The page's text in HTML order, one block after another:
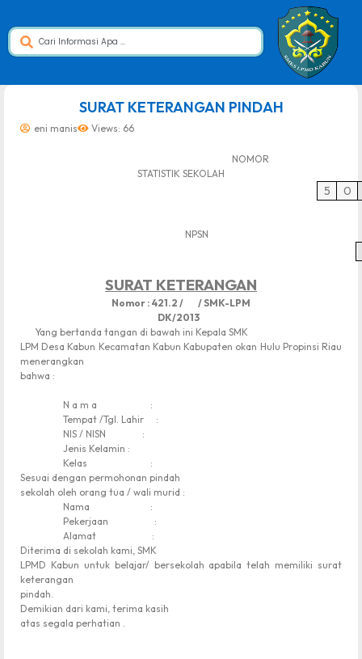
SURAT KETERANGAN PINDAH
eni manis Views: 66
NOMOR
STATISTIK SEKOLAH
5 0
NPSN
SURAT KETERANGAN
Nomor : 421.2 / / SMK-LPM
DK/2013
Yang bertanda tangan di bawah ini Kepala SMK
LPM Desa Kabun Kecamatan Kabun Kabupaten okan Hulu Propinsi Riau
menerangkan
bahwa :
N a m a :
Tempat /Tgl. Lahir :
NIS / NISN :
Jenis Kelamin :
Kelas :
Sesuai dengan permohonan pindah
sekolah oleh orang tua / wali murid :
Nama :
Pekerjaan :
Alamat :
Diterima di sekolah kami, SMK
LPMD Kabun untuk belajar/ bersekolah apabila telah memiliki surat
keterangan
pindah.
Demikian dari kami, terima kasih
atas segala perhatian .